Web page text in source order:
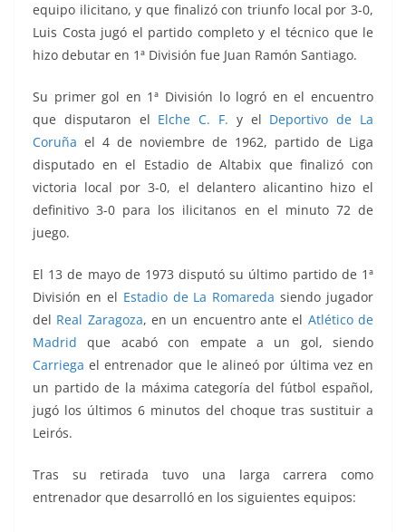
equipo ilicitano, y que finalizó con triunfo local por 3-0,
Luis Costa jugó el partido completo y el técnico que le
hizo debutar en 1ª División fue Juan Ramón Santiago.
Su primer gol en 1ª División lo logró en el encuentro
que disputaron el Elche C. F. y el Deportivo de La
Coruña el 4 de noviembre de 1962, partido de Liga
disputado en el Estadio de Altabix que finalizó con
victoria local por 3-0, el delantero alicantino hizo el
definitivo 3-0 para los ilicitanos en el minuto 72 de
juego.
El 13 de mayo de 1973 disputó su último partido de 1ª
División en el Estadio de La Romareda siendo jugador
del Real Zaragoza, en un encuentro ante el Atlético de
Madrid que acabó con empate a un gol, siendo
Carriega el entrenador que le alineó por última vez en
un partido de la máxima categoría del fútbol español,
jugó los últimos 6 minutos del choque tras sustituir a
Leirós.
Tras su retirada tuvo una larga carrera como
entrenador que desarrolló en los siguientes equipos: